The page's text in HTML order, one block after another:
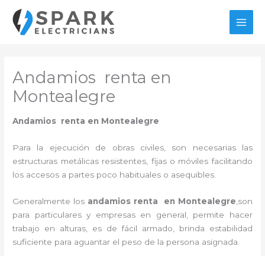
contenido
Andamios renta en
Montealegre
Andamios renta en Montealegre
Para la ejecución de obras civiles, son necesarias las
estructuras metálicas resistentes, fijas o móviles facilitando
los accesos a partes poco habituales o asequibles.
Generalmente los andamios renta en Montealegre ,son
para particulares y empresas en general, permite hacer
trabajo en alturas, es de fácil armado, brinda estabilidad
suficiente para aguantar el peso de la persona asignada.